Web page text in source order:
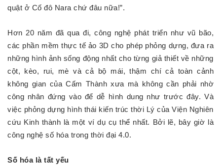
quật ở Cố đô Nara chứ đâu nữa!”.
Hơn 20 năm đã qua đi, công nghệ phát triển như vũ bão,
các phần mềm thực tế ảo 3D cho phép phỏng dựng, đưa ra
những hình ảnh sống động nhất cho từng giả thiết về những
cột, kèo, rui, mè và cả bộ mái, thậm chí cả toàn cảnh
không gian của Cấm Thành xưa mà không cần phải nhờ
công nhân đứng vào để dễ hình dung như trước đây. Và
việc phỏng dựng hình thái kiến trúc thời Lý của Viện Nghiên
cứu Kinh thành là một ví dụ cụ thể nhất. Bởi lẽ, bây giờ là
công nghệ số hóa trong thời đại 4.0.
Số hóa là tất yếu